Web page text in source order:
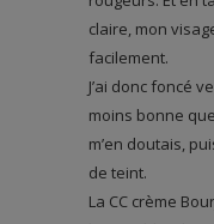
claire, mon
facilement.
J’ai donc foncé
moins bonne
m’en doutais,
de teint.
La CC crème